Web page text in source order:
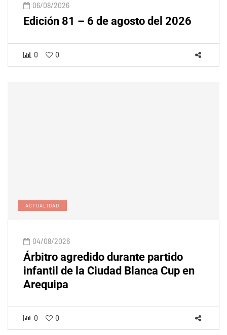
06/08/2026
Edición 81 – 6 de agosto del 2026
0 0
ACTUALIDAD
04/08/2026
Árbitro agredido durante partido
infantil de la Ciudad Blanca Cup en
Arequipa
0 0